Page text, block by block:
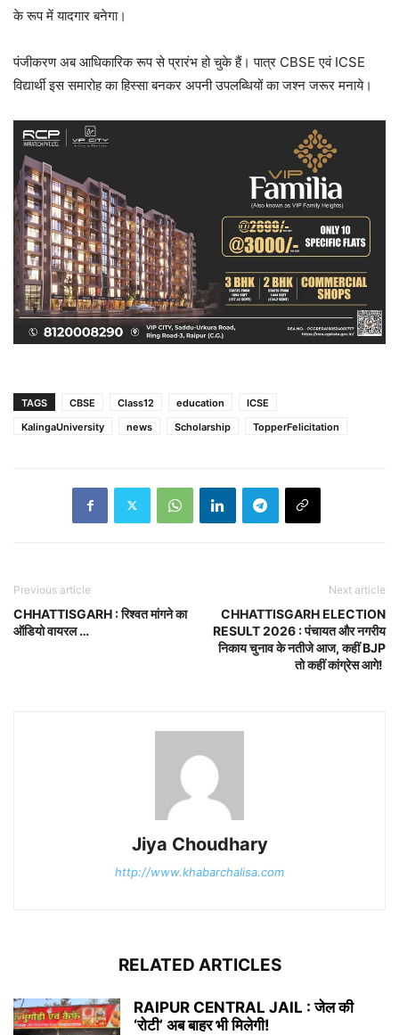
के रूप में यादगार बनेगा।
पंजीकरण अब आधिकारिक रूप से प्रारंभ हो चुके हैं। पात्र CBSE एवं ICSE
विद्यार्थी इस समारोह का हिस्सा बनकर अपनी उपलब्धियों का जश्न जरूर मनाये।
TAGS CBSE Class12 education
ICSE
KalingaUniversity
news Scholarship TopperFelicitation
Previous article
CHHATTISGARH : रिश्वत मांगने का
ऑडियो वायरल …
Next article
CHHATTISGARH ELECTION
RESULT 2026 : पंचायत और नगरीय
निकाय चुनाव के नतीजे आज, कहीं BJP
तो कहीं कांग्रेस आगे!
Jiya Choudhary
http://www.khabarchalisa.com
RELATED ARTICLES
RAIPUR CENTRAL JAIL : जेल की
‘रोटी’ अब बाहर भी मिलेगी!